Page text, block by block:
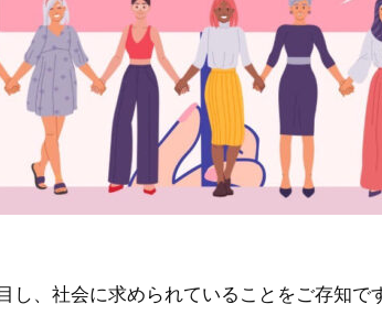
し、社会に求められていることをご存知で